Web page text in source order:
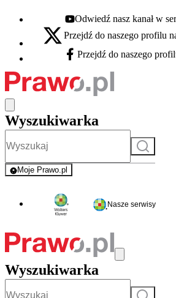
Youtube - otwiera się w nowej karcie
Odwiedź nasz kanał w
X - otwiera się w nowej karcie
Przejdź do naszego profilu
Facebook - otwiera się w nowej karcie
Przejdź do naszego
Wyszukiwarka
Szukaj
Moje Prawo.pl
- rejestracja i logowanie do serwisu
Nasze serwisy
Wyszukiwarka
Szukaj